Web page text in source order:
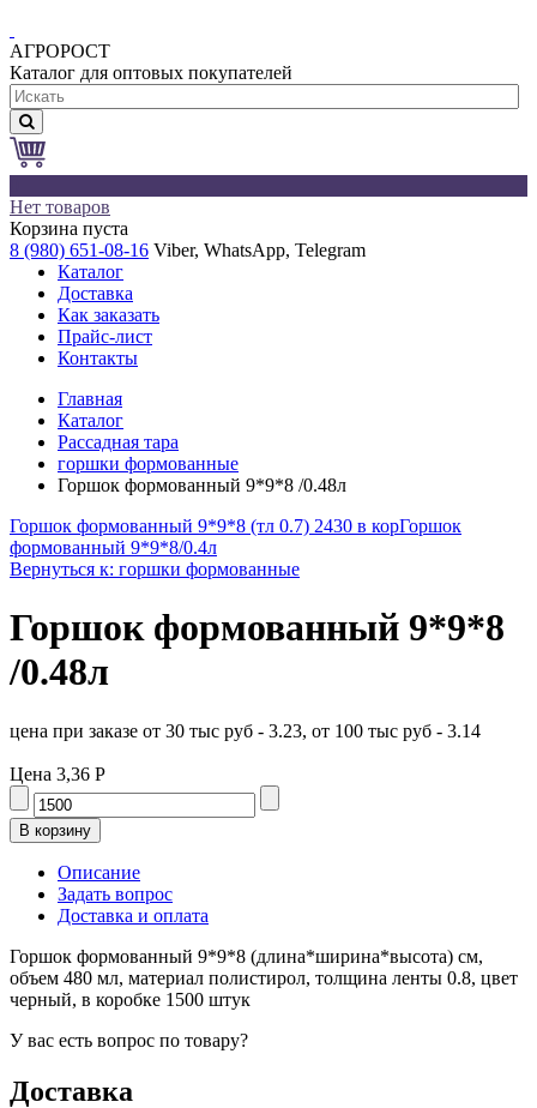
АГРОРОСТ
Каталог для оптовых покупателей
Нет товаров
Корзина пуста
8 (980) 651-08-16 Viber, WhatsApp, Telegram
Каталог
Доставка
Как заказать
Прайс-лист
Контакты
Главная
Каталог
Рассадная тара
горшки формованные
Горшок формованный 9*9*8 /0.48л
Горшок формованный 9*9*8 (тл 0.7) 2430 в корГоршок
формованный 9*9*8/0.4л
Вернуться к: горшки формованные
Горшок формованный 9*9*8
/0.48л
цена при заказе от 30 тыс руб - 3.23, от 100 тыс руб - 3.14
Цена 3,36 Р
Описание
Задать вопрос
Доставка и оплата
Горшок формованный 9*9*8 (длина*ширина*высота) см,
объем 480 мл, материал полистирол, толщина ленты 0.8, цвет
черный, в коробке 1500 штук
У вас есть вопрос по товару?
Доставка